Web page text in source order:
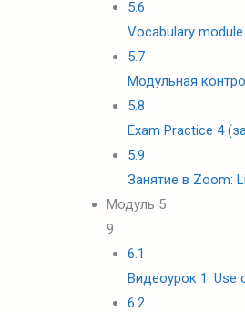
5.6
Vocabulary
5.7
Модульная
5.8
Exam Practice 4
5.9
Занятие в Zoom:
Модуль 5
9
6.1
Видеоурок 1. Use
6.2